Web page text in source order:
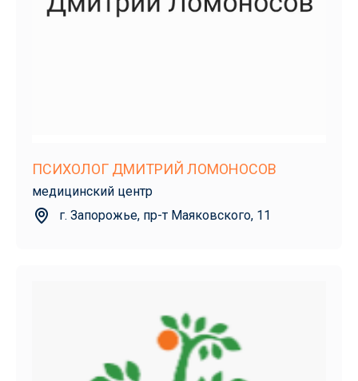
ПСИХОЛОГ ДМИТРИЙ ЛОМОНОСОВ
медицинский центр
г. Запорожье, пр-т Маяковского, 11